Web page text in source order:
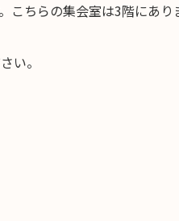
ちらの集会室は3階にあり
い。